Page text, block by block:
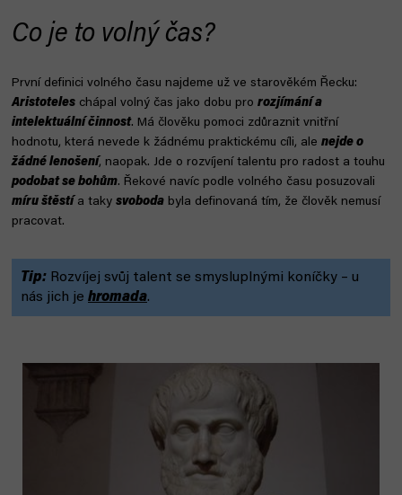
Co je to volný čas?
První definici volného času najdeme už ve starověkém Řecku:
Aristoteles chápal volný čas jako dobu pro rozjímání a
intelektuální činnost. Má člověku pomoci zdůraznit vnitřní
hodnotu, která nevede k žádnému praktickému cíli, ale nejde o
žádné lenošení, naopak. Jde o rozvíjení talentu pro radost a touhu
podobat se bohům. Řekové navíc podle volného času posuzovali
míru štěstí a taky svoboda byla definovaná tím, že člověk nemusí
pracovat.
Tip: Rozvíjej svůj talent se smysluplnými koníčky – u
nás jich je hromada.